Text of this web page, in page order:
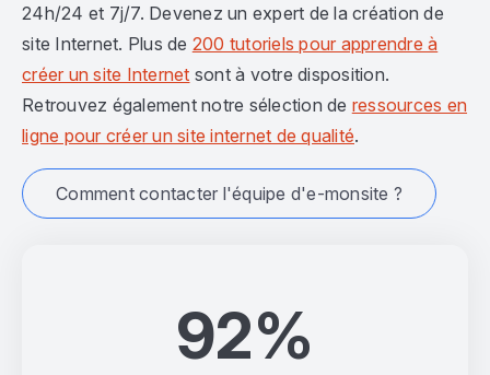
92%
24h/24 et 7j/7. Devenez un expert de la création de
site Internet. Plus de 200 tutoriels pour apprendre à
créer un site Internet sont à votre disposition.
Retrouvez également notre sélection de ressources en
ligne pour créer un site internet de qualité.
Comment contacter l'équipe d'e-monsite ?